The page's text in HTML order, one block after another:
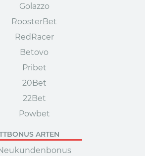
Golazzo
RoosterBet
RedRacer
Betovo
Pribet
20Bet
22Bet
Powbet
ARTEN